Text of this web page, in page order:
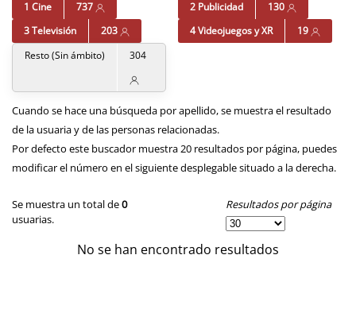
1 Cine 737 2 Publicidad
130
3 Televisión
203 4 Videojuegos y XR
19
Resto (Sin ámbito)
304
Cuando se hace una búsqueda por apellido, se muestra el resultado
de la usuaria y de las personas relacionadas.
Por defecto este buscador muestra 20 resultados por página, puedes
modificar el número en el siguiente desplegable situado a la derecha.
Se muestra un total de0
usuarias.
Resultados por página
No se han encontrado resultados